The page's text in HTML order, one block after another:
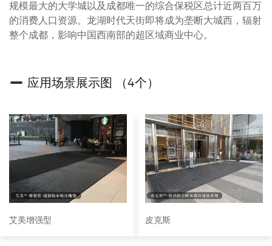
规模最大的大学城以及成都唯一的综合保税区总计近两百万
的消费人口资源。龙湖时代天街即将成为垄断大城西，辐射
整个成都，影响中国西南部的超区域商业中心。
应用场景展示图 （4个）
艾美增强型 皮克斯